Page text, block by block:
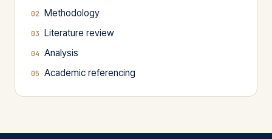
Methodology
Literature review
Analysis
Academic referencing